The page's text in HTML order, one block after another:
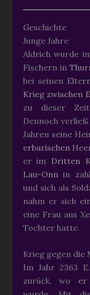
Geschichte
Junge Jahre
Aldrich wurde
Fischern in
bei seinen
Krieg zwischen
zu dieser
Dennoch
Jahren seine
erbarischen
er im Dritten
Lau-Onn in
und sich als
nahm er sich
eine Frau aus
Tochter hatte.
Krieg gegen die
Im Jahr 2363
zurück, wo er